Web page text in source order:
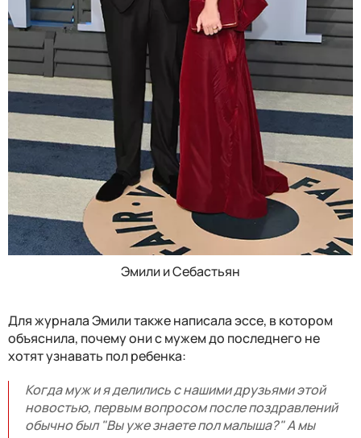
Эмили и Себастьян
Для журнала Эмили также написала эссе, в котором
объяснила, почему они с мужем до последнего не
хотят узнавать пол ребенка:
Когда муж и я делились с нашими друзьями этой
новостью, первым вопросом после поздравлений
обычно был "Вы уже знаете пол малыша?" А мы